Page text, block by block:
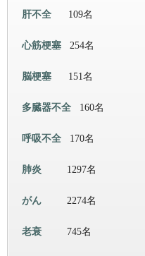
肝不全 109名
心筋梗塞 254名
脳梗塞 151名
多臓器不全 160名
呼吸不全 170名
肺炎 1297名
がん 2274名
老衰 745名